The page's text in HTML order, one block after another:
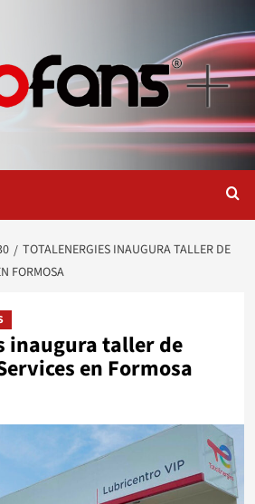
TOTALENERGIES INAUGURA TALLER DE
FORMOSA
inaugura taller de
en Formosa